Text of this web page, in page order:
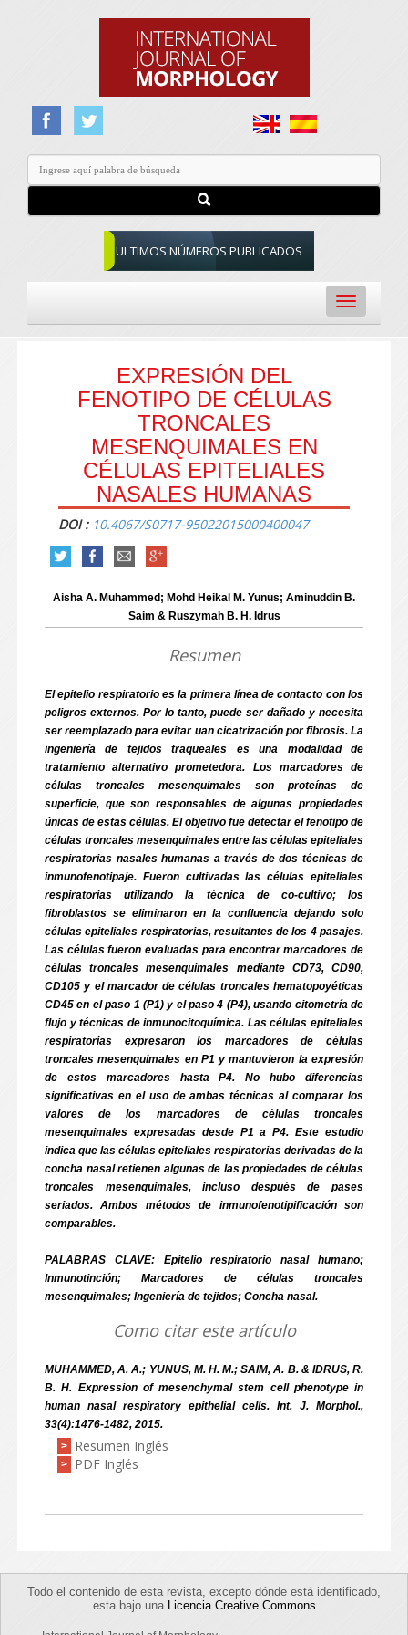
ULTIMOS NÚMEROS PUBLICADOS
Toggle
navigation
EXPRESIÓN DEL
FENOTIPO DE CÉLULAS
TRONCALES
MESENQUIMALES EN
CÉLULAS EPITELIALES
NASALES HUMANAS
DOI : 10.4067/S0717-95022015000400047
Aisha A. Muhammed; Mohd Heikal M. Yunus; Aminuddin B.
Saim & Ruszymah B. H. Idrus
Resumen
El epitelio respiratorio es la primera línea de contacto con los
peligros externos. Por lo tanto, puede ser dañado y necesita
ser reemplazado para evitar uan cicatrización por fibrosis. La
ingeniería de tejidos traqueales es una modalidad de
tratamiento alternativo prometedora. Los marcadores de
células troncales mesenquimales son proteínas de
superficie, que son responsables de algunas propiedades
únicas de estas células. El objetivo fue detectar el fenotipo de
células troncales mesenquimales entre las células epiteliales
respiratorias nasales humanas a través de dos técnicas de
inmunofenotipaje. Fueron cultivadas las células epiteliales
respiratorias utilizando la técnica de co-cultivo; los
fibroblastos se eliminaron en la confluencia dejando solo
células epiteliales respiratorias, resultantes de los 4 pasajes.
Las células fueron evaluadas para encontrar marcadores de
células troncales mesenquimales mediante CD73, CD90,
CD105 y el marcador de células troncales hematopoyéticas
CD45 en el paso 1 (P1) y el paso 4 (P4), usando citometría de
flujo y técnicas de inmunocitoquímica. Las células epiteliales
respiratorias expresaron los marcadores de células
troncales mesenquimales en P1 y mantuvieron la expresión
de estos marcadores hasta P4. No hubo diferencias
significativas en el uso de ambas técnicas al comparar los
valores de los marcadores de células troncales
mesenquimales expresadas desde P1 a P4. Este estudio
indica que las células epiteliales respiratorias derivadas de la
concha nasal retienen algunas de las propiedades de células
troncales mesenquimales, incluso después de pases
seriados. Ambos métodos de inmunofenotipificación son
comparables.
PALABRAS CLAVE: Epitelio respiratorio nasal humano;
Inmunotinción; Marcadores de células troncales
mesenquimales; Ingeniería de tejidos; Concha nasal.
Como citar este artículo
MUHAMMED, A. A.; YUNUS, M. H. M.; SAIM, A. B. & IDRUS, R.
B. H. Expression of mesenchymal stem cell phenotype in
human nasal respiratory epithelial cells. Int. J. Morphol.,
33(4):1476-1482, 2015.
>
Resumen Inglés
> PDF Inglés
Todo el contenido de esta revista, excepto dónde está identificado,
esta bajo una Licencia Creative Commons